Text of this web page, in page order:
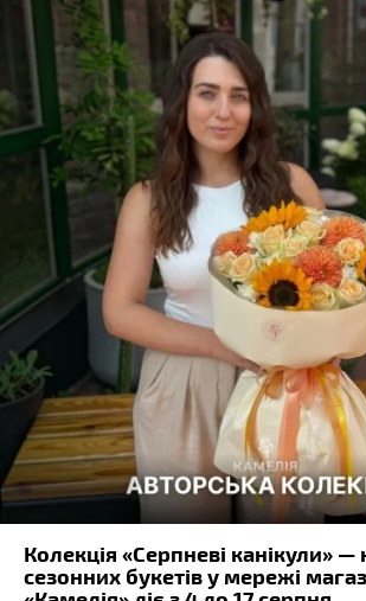
Колекція «Серпневі канікули» —
сезонних букетів у мережі